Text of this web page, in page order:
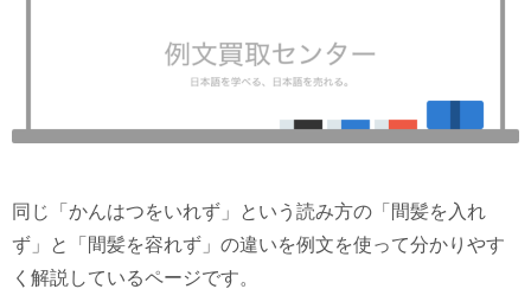
同じ「かんはつをいれず」という読み方の「間髪を入れ
ず」と「間髪を容れず」の違いを例文を使って分かりやす
く解説しているページです。